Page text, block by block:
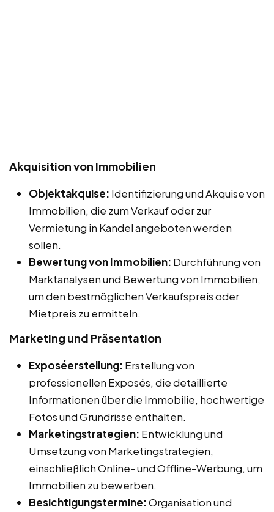
Akquisition von Immobilien
Objektakquise: Identifizierung und Akquise von
Immobilien, die zum Verkauf oder zur
Vermietung in Kandel angeboten werden
sollen.
Bewertung von Immobilien: Durchführung von
Marktanalysen und Bewertung von Immobilien,
um den bestmöglichen Verkaufspreis oder
Mietpreis zu ermitteln.
Marketing und Präsentation
Exposéerstellung: Erstellung von
professionellen Exposés, die detaillierte
Informationen über die Immobilie, hochwertige
Fotos und Grundrisse enthalten.
Marketingstrategien: Entwicklung und
Umsetzung von Marketingstrategien,
einschließlich Online- und Offline-Werbung, um
Immobilien zu bewerben.
Besichtigungstermine:Organisation und